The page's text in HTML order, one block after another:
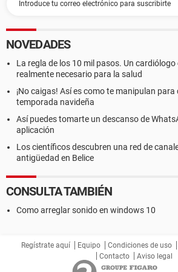
Versión 1.0
Número de serie 00000000
Identificador único universal 00020003-
00060007-00080009
Tipo de arranque Botón marcha/parada
[ Placa base ]
Propiedades de la Placa Base:
Fabricante ECS
Producto P4M800PRO-M2
Número de serie 00000000
NOVEDADES
La regla de los 10 mil pasos. Un cardiólogo
realmente necesario para la salud
¡No caigas! Así es como te manipulan
temporada navideña
Así puedes tomarte un descanso de
aplicación
Los científicos descubren una red de
antigüedad en Belice
CONSULTA TAMBIÉN
Como arreglar sonido en windows 10
Regístrate aquí Equipo Condiciones de uso
Contacto
Aviso legal